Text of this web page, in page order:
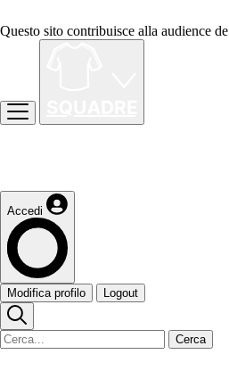
Questo sito contribuisce alla audience de
Accedi
Modifica profilo Logout
Cerca